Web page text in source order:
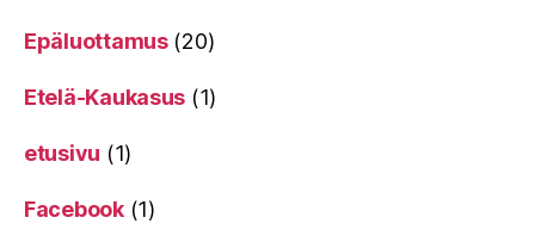
Epäluottamus(20)
Etelä-Kaukasus (1)
etusivu (1)
Facebook(1)